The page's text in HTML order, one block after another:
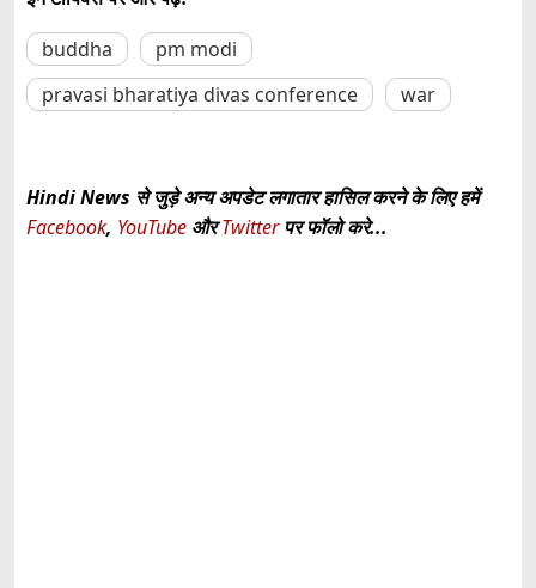
buddha
pm modi
pravasi bharatiya divas conference
war
Hindi News से जुड़े अन्य अपडेट लगातार हासिल करने के लिए हमें
Facebook, YouTube औरTwitterपर फॉलो करे...